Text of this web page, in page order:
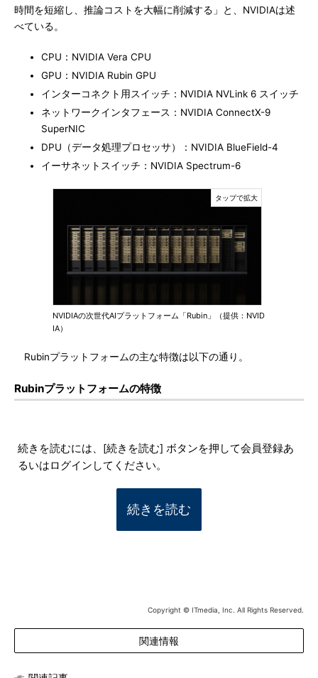
時間を短縮し、推論コストを大幅に削減する」と、NVIDIAは述
べている。
CPU：NVIDIA Vera CPU
GPU：NVIDIA Rubin GPU
インターコネクト用スイッチ：NVIDIA NVLink 6 スイッチ
ネットワークインタフェース：NVIDIA ConnectX-9
SuperNIC
DPU（データ処理プロセッサ）：NVIDIA BlueField-4
イーサネットスイッチ：NVIDIA Spectrum-6
NVIDIAの次世代AIプラットフォーム「Rubin」（提供：NVID
IA）
Rubinプラットフォームの主な特徴は以下の通り。
Rubinプラットフォームの特徴
続きを読むには、[続きを読む] ボタンを押して会員登録あ
るいはログインしてください。
続きを読む
Copyright © ITmedia, Inc. All Rights Reserved.
関連情報